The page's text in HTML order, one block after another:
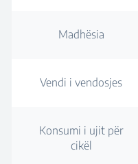
Madhësia
Vendi i vendosjes
Konsumi i ujit për
cikël